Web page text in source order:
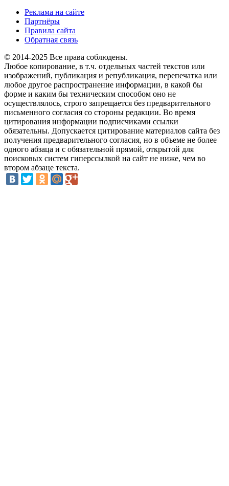
Реклама на сайте
Партнёры
Правила сайта
Обратная связь
© 2014-2025 Все права соблюдены.
Любое копирование, в т.ч. отдельных частей текстов или
изображений, публикация и републикация, перепечатка или
любое другое распространение информации, в какой бы
форме и каким бы техническим способом оно не
осуществлялось, строго запрещается без предварительного
письменного согласия со стороны редакции. Во время
цитирования информации подписчиками ссылки
обязательны. Допускается цитирование материалов сайта без
получения предварительного согласия, но в объеме не более
одного абзаца и с обязательной прямой, открытой для
поисковых систем гиперссылкой на сайт не ниже, чем во
втором абзаце текста.